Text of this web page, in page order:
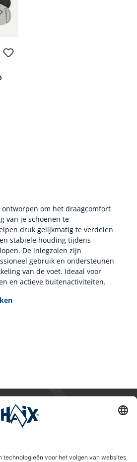
ontworpen om het draagcomfort
van je schoenen te
druk gelijkmatig te verdelen
stabiele houding tijdens
De inlegzolen zijn
gebruik en ondersteunen
van de voet. Ideaal voor
en actieve buitenactiviteiten.